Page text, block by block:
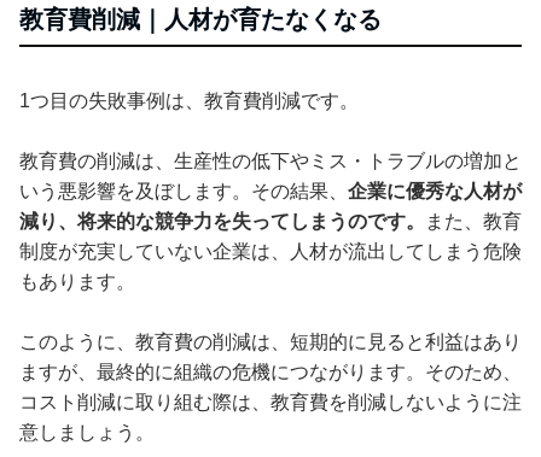
教育費削減｜人材が育たなくなる
1つ目の失敗事例は、教育費削減です。
教育費の削減は、生産性の低下やミス・トラブルの増加と
いう悪影響を及ぼします。その結果、 企業に優秀な人材が
減り、将来的な競争力を失ってしまうのです。
また、教育
制度が充実していない企業は、人材が流出してしまう危険
もあります。
このように、教育費の削減は、短期的に見ると利益はあり
ますが、最終的に組織の危機につながります。そのため、
コスト削減に取り組む際は、教育費を削減しないように注
意しましょう。